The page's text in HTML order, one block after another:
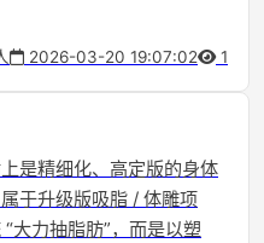
2026-03-20 19:07:02 1
是精细化、高定版的身体
于升级版吸脂 / 体雕项
大力抽脂肪”，而是以塑